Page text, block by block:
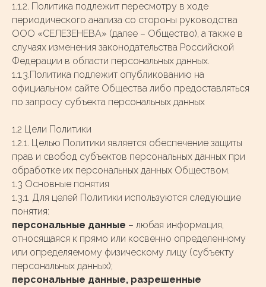
1.1.2. Политика подлежит пересмотру в ходе
периодического анализа со стороны руководства
ООО «СЕЛЕЗЕНЕВА» (далее – Общество), а также в
случаях изменения законодательства Российской
Федерации в области персональных данных.
1.1.3.Политика подлежит опубликованию на
официальном сайте Общества либо предоставляться
по запросу субъекта персональных данных
1.2 Цели Политики
1.2.1. Целью Политики является обеспечение защиты
прав и свобод субъектов персональных данных при
обработке их персональных данных Обществом.
1.3 Основные понятия
1.3.1. Для целей Политики используются следующие
понятия:
персональные данные – любая информация,
относящаяся к прямо или косвенно определенному
или определяемому физическому лицу (субъекту
персональных данных);
персональные данные, разрешенные